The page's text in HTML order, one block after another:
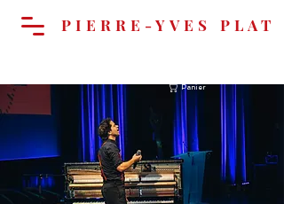
Panier
PIERRE-YVES PLAT